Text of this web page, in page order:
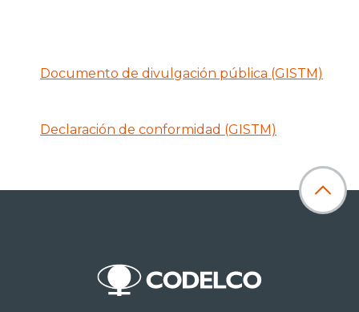
Documento de divulgación pública (GISTM)
Declaración de conformidad (GISTM)